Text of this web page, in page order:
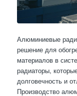
Алюминиевые
решение для
материалов в
радиаторы,
долговечность и
Производство